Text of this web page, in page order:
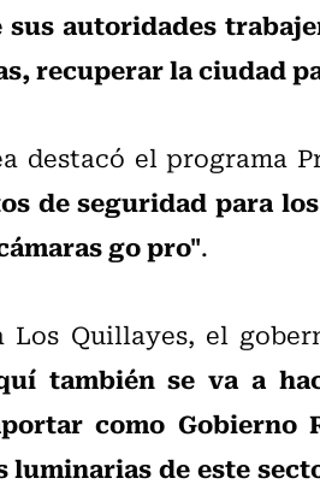
sus autoridades
recuperar la ciudad
destacó el programa
de seguridad para
go pro".
Los Quillayes, el
también se va a
como Gobierno
luminarias de este